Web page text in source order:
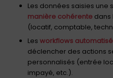
Les données saisies une
manière cohérentedans
(locatif, comptable,
Les workflows
déclencher des actions
personnalisés (entrée
impayé, etc.).